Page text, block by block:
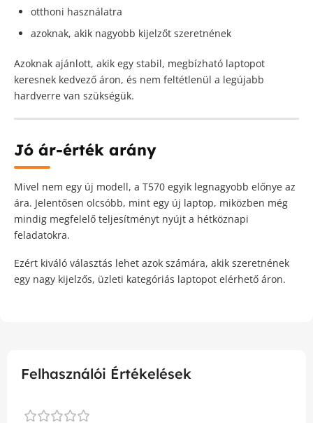
otthoni használatra
azoknak, akik nagyobb kijelzőt szeretnének
Azoknak ajánlott, akik egy stabil, megbízható laptopot
keresnek kedvező áron, és nem feltétlenül a legújabb
hardverre van szükségük.
Jó ár-érték arány
Mivel nem egy új modell, a T570 egyik legnagyobb előnye az
ára. Jelentősen olcsóbb, mint egy új laptop, miközben még
mindig megfelelő teljesítményt nyújt a hétköznapi
feladatokra.
Ezért kiváló választás lehet azok számára, akik szeretnének
egy nagy kijelzős, üzleti kategóriás laptopot elérhető áron.
Felhasználói Értékelések